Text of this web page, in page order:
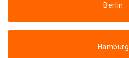
Berlin
Hamburg